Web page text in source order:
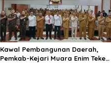
Kawal Pembangunan Daerah,
Pemkab-Kejari Muara Enim Teken